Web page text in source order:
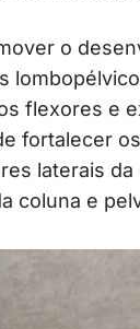
o
flexores e
fortalecer
laterais da
coluna e